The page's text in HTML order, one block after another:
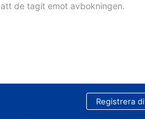
att de tagit emot avbokningen.
Registrera